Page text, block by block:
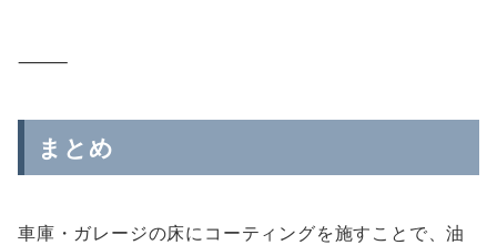
⸻
まとめ
車庫・ガレージの床にコーティングを施すことで、油